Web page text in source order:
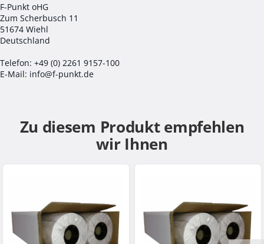
F-Punkt oHG
Zum Scherbusch 11
51674 Wiehl
Deutschland
Telefon: +49 (0) 2261 9157-100
E-Mail: info@f-punkt.de
Zu diesem Produkt empfehlen
wir Ihnen